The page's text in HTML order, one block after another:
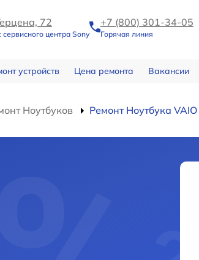
72
сервисного центра Sony
+7 (800) 301-34-05
Горячая линия
устройств Цена ремонта Вакансии
Ноутбуков Ремонт Ноутбука